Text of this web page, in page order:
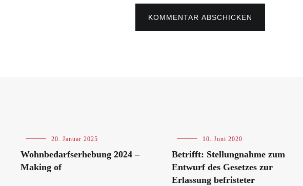
KOMMENTAR ABSCHICKEN
Blog 20. Januar 2025
Wohnbedarfserhebung 2024 –
Making of
Blog 10. Juni 2020
Betrifft: Stellungnahme zum
Entwurf des Gesetzes zur
Erlassung befristeter